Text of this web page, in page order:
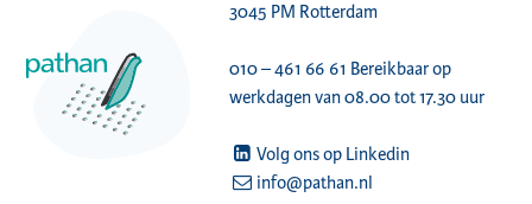
3045 PM Rotterdam
010 – 461 66 61 Bereikbaar op
werkdagen van 08.00 tot 17.30 uur
Volg ons op Linkedin
info@pathan.nl